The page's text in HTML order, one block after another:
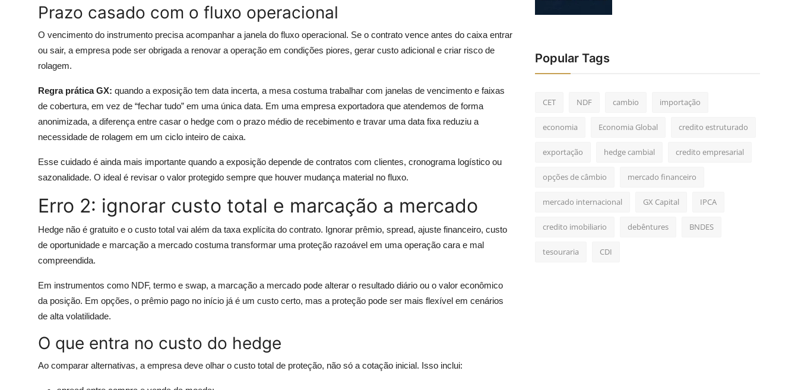
Prazo casado com o fluxo operacional
O vencimento do instrumento precisa acompanhar a janela do fluxo operacional. Se o contrato vence antes do caixa entrar
ou sair, a empresa pode ser obrigada a renovar a operação em condições piores, gerar custo adicional e criar risco de
rolagem.
Regra prática GX: quando a exposição tem data incerta, a mesa costuma trabalhar com janelas de vencimento e faixas
de cobertura, em vez de “fechar tudo” em uma única data. Em uma empresa exportadora que atendemos de forma
anonimizada, a diferença entre casar o hedge com o prazo médio de recebimento e travar uma data fixa reduziu a
necessidade de rolagem em um ciclo inteiro de caixa.
Esse cuidado é ainda mais importante quando a exposição depende de contratos com clientes, cronograma logístico ou
sazonalidade. O ideal é revisar o valor protegido sempre que houver mudança material no fluxo.
Erro 2: ignorar custo total e marcação a mercado
Hedge não é gratuito e o custo total vai além da taxa explícita do contrato. Ignorar prêmio, spread, ajuste financeiro, custo
de oportunidade e marcação a mercado costuma transformar uma proteção razoável em uma operação cara e mal
compreendida.
Em instrumentos como NDF, termo e swap, a marcação a mercado pode alterar o resultado diário ou o valor econômico
da posição. Em opções, o prêmio pago no início já é um custo certo, mas a proteção pode ser mais flexível em cenários
de alta volatilidade.
O que entra no custo do hedge
Ao comparar alternativas, a empresa deve olhar o custo total de proteção, não só a cotação inicial. Isso inclui:
Popular Tags
CET NDF cambio importação
economia Economia Global credito estruturado
exportação hedge cambial credito empresarial
opções de câmbio mercado financeiro
mercado internacional GX Capital IPCA
credito imobiliario debêntures BNDES
tesouraria CDI